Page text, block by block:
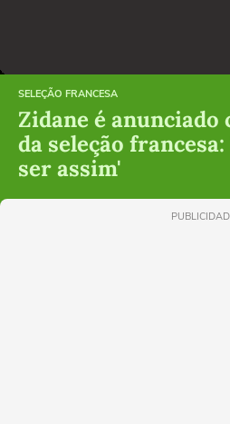
SELEÇÃO FRANCESA
Zidane é anunciado
da seleção
ser assim'